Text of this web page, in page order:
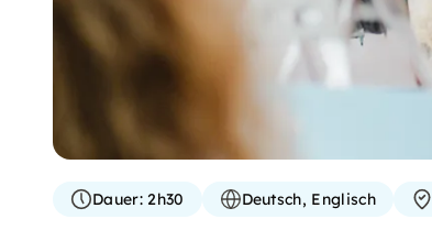
Dauer:2h30 Deutsch, Englisch